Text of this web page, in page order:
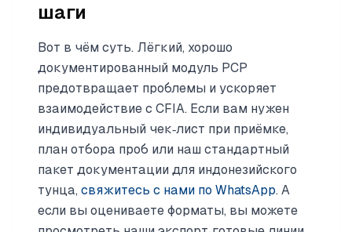
шаги
Вот в чём суть. Лёгкий, хорошо
документированный модуль PCP
предотвращает проблемы и ускоряет
взаимодействие с CFIA. Если вам нужен
индивидуальный чек‑лист при приёмке,
план отбора проб или наш стандартный
пакет документации для индонезийского
тунца, свяжитесь с нами по WhatsApp. А
если вы оцениваете форматы, вы можете